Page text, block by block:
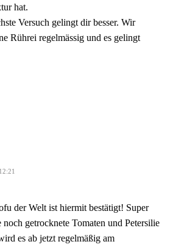
hat.
Versuch gelingt dir besser. Wir
Rührei regelmässig und es gelingt
der Welt ist hiermit bestätigt! Super
getrocknete Tomaten und Petersilie
es ab jetzt regelmäßig am